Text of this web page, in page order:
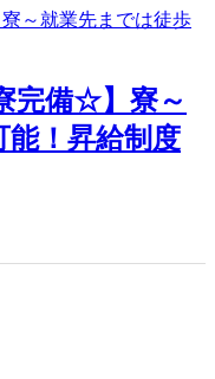
完備☆】寮～
能！昇給制度